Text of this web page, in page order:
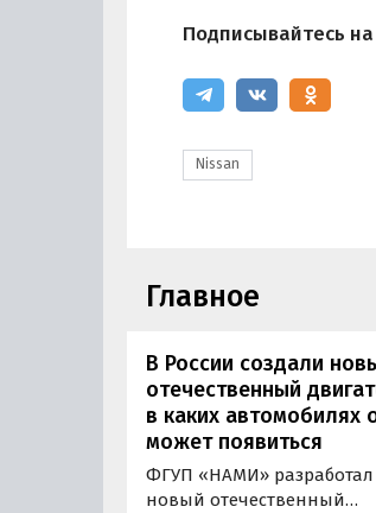
Подписывайтесь на
Nissan
Главное
В России создали
отечественный
в каких автомобилях
может появиться
ФГУП «НАМИ» разработал
новый отечественный